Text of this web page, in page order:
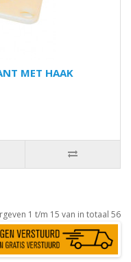
MET HAAK
1 t/m 15 van in totaal 56